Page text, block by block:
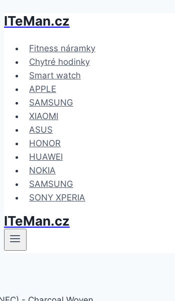
Přeskočit
obsah
ITeMan.cz
Fitness náramky
Chytré hodinky
Smart watch
APPLE
SAMSUNG
XIAOMI
ASUS
HONOR
HUAWEI
NOKIA
SAMSUNG
SONY XPERIA
ITeMan.cz